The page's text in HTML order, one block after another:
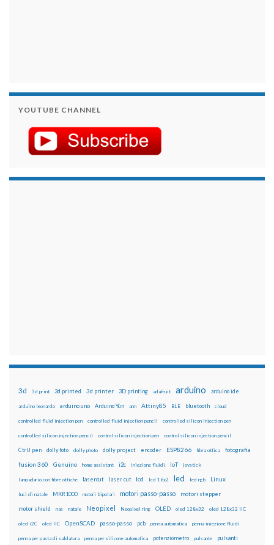
YOUTUBE CHANNEL
3d 3d print 3d printed 3d printer 3D printing adafruit arduino arduino ide
arduino leonardo arduino uno Arduino Yún arm Attiny85 BLE bluetooth cloud
controlled fluid injection pen controlled fluid injection pencil controlled silicon injection pen
controlled silicon injection pencil control silicon injection pen control silicon injection pencil
CtrlJ pen dolly foto dolly photo dolly project encoder ESP8266 fibra ottica fotografia
fusion 360 Genuino home assistant i2c iniezione fluidi IoT joystick
lampadario con fibre ottiche lasercut laser cut lcd lcd 16x2 led led rgb Linux
luci di natale MKR1000 motori bipolari motori passo-passo motori stepper
motor shield nas natale Neopixel Neopixel ring OLED oled 128x32 oled 128x32 IIC
oled i2C oled IIC OpenSCAD passo-passo pcb penna automatica penna iniezione fluidi
penna per pasta di saldatura penna per silicone automatica potenziometro pulsante pulsanti